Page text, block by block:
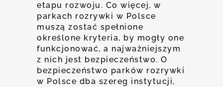
etapu rozwoju. Co więcej, w
parkach rozrywki w Polsce
muszą zostać spełnione
określone kryteria, by mogły one
funkcjonować, a najważniejszym
z nich jest bezpieczeństwo. O
bezpieczeństwo parków rozrywki
w Polsce dba szereg instytucji,